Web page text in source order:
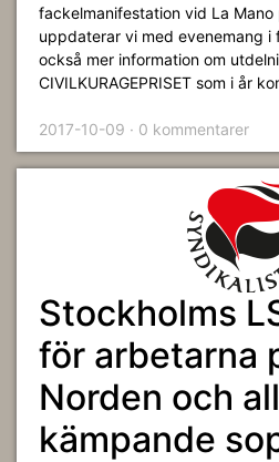
fackelmanifestation vid La
uppdaterar vi med evenemang i
också mer information om
CIVILKURAGEPRISET som i år
2017-10-09 · 0 kommentarer
Stockholms
för arbetarna
Norden och
kämpande